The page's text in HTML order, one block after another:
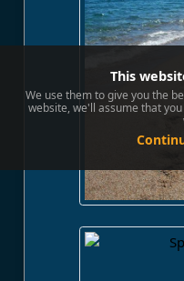
This
We use them to give you the
website, we'll assume that